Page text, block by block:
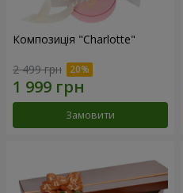
Композиція "Charlotte"
2 499 грн
Замовити